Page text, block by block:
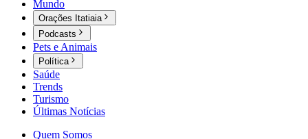
Mundo
Orações Itatiaia
Podcasts
Pets e Animais
Política
Saúde
Trends
Turismo
Últimas Notícias
Quem Somos